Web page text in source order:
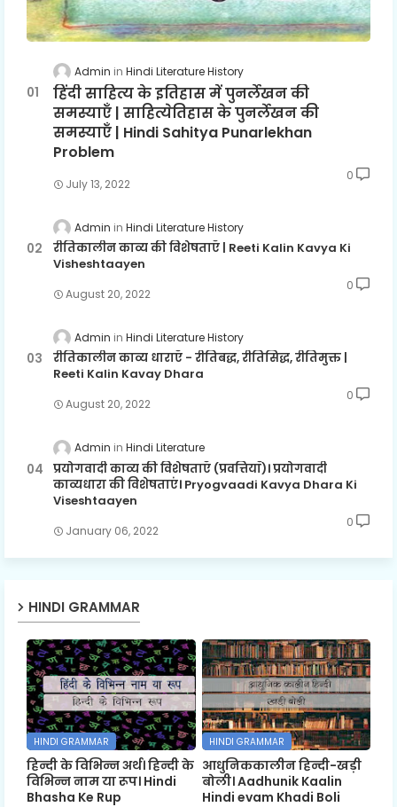
Admin Hindi Literature History
हिंदी साहित्य के इतिहास में पुनर्लेखन की
समस्याएँ | साहित्येतिहास के पुनर्लेखन की
समस्याएँ | Hindi Sahitya Punarlekhan
Problem
July 13, 2022
0
Admin Hindi Literature History
रीतिकालीन काव्य की विशेषताएँ | Reeti Kalin Kavya Ki
Visheshtaayen
August 20, 2022
0
Admin Hindi Literature History
रीतिकालीन काव्य धाराएँ - रीतिबद्ध, रीतिसिद्ध, रीतिमुक्त |
Reeti Kalin Kavay Dhara
August 20, 2022
0
Admin Hindi Literature
प्रयोगवादी काव्य की विशेषताएँ (प्रवत्तियाँ)। प्रयोगवादी
काव्यधारा की विशेषताएं। Pryogvaadi Kavya Dhara Ki
Viseshtaayen
January 06, 2022
0
HINDI GRAMMAR
HINDI GRAMMAR
हिन्दी के विभिन्न अर्थ। हिन्दी के
विभिन्न नाम या रूप। Hindi
Bhasha Ke Rup
HINDI GRAMMAR
आधुनिककालीन हिन्दी-खड़ी
बोली। Aadhunik Kaalin
Hindi evam Khadi Boli